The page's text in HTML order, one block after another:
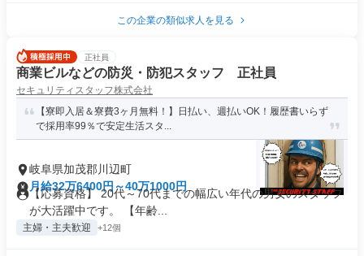
この企業の類似求人を見る
正社員
商業ビルなどの防災・防犯スタッフ 正社員
セキュリティスタッフ株式会社
【寮即入居＆寮費3ヶ月無料！】日払い、週払いOK！履歴書いらず
で採用率99％で安定生活スタ...
岐阜県加茂郡川辺町
月給32万6400円～40万1000円
【応募資格】 20代～70代までの幅広い年代の男女のスタッフ
が大活躍中です。 【年齢...
主婦・主夫歓迎 +12個